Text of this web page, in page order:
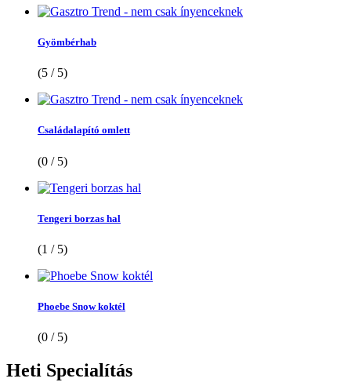
Gyömbérhab
(5 / 5)
Családalapító omlett
(0 / 5)
Tengeri borzas hal
(1 / 5)
Phoebe Snow koktél
(0 / 5)
Heti Specialítás